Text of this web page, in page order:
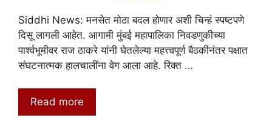
Siddhi News: मनसेत मोठा बदल होणार अशी चिन्हं स्पष्टपणे
दिसू लागली आहेत. आगामी मुंबई महापालिका निवडणुकीच्या
पार्श्वभूमीवर राज ठाकरे यांनी घेतलेल्या महत्त्वपूर्ण बैठकीनंतर पक्षात
संघटनात्मक हालचालींना वेग आला आहे. रिक्त …
Read more